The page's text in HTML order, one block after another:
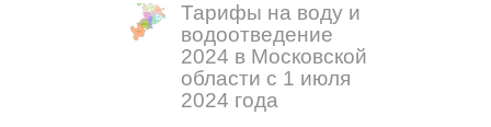
Тарифы на воду и
водоотведение
2024 в Московской
области с 1 июля
2024 года